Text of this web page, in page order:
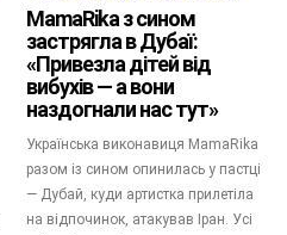
MamaRika з сином
застрягла в Дубаї:
«Привезла дітей від
вибухів — а вони
наздогнали нас тут»
Українська виконавиця MamaRika
разом із сином опинилась у пастці
— Дубай, куди артистка прилетіла
на відпочинок, атакував Іран. Усі